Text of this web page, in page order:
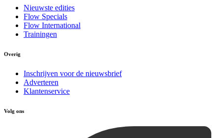
Nieuwste edities
Flow Specials
Flow International
Trainingen
Overig
Inschrijven voor de nieuwsbrief
Adverteren
Klantenservice
Volg ons